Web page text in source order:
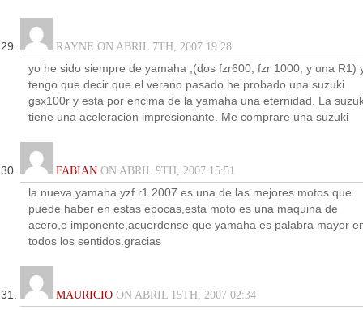
RAYNE ON ABRIL 7TH, 2007 19:28
yo he sido siempre de yamaha ,(dos fzr600, fzr 1000, y una R1)
tengo que decir que el verano pasado he probado una suzuki
gsx100r y esta por encima de la yamaha una eternidad. La
tiene una aceleracion impresionante. Me comprare una suzuki
FABIAN ON ABRIL 9TH, 2007 15:51
la nueva yamaha yzf r1 2007 es una de las mejores motos que
puede haber en estas epocas,esta moto es una maquina de
acero,e imponente,acuerdense que yamaha es palabra mayor
todos los sentidos.gracias
MAURICIO ON ABRIL 15TH, 2007 02:34